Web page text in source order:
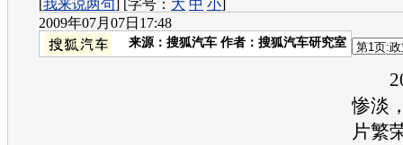
[我来说两句] [字号： 大 中 小]
2009年07月07日17:48
来源： 搜狐汽车 作者：搜狐汽车研究室
惨淡
片繁